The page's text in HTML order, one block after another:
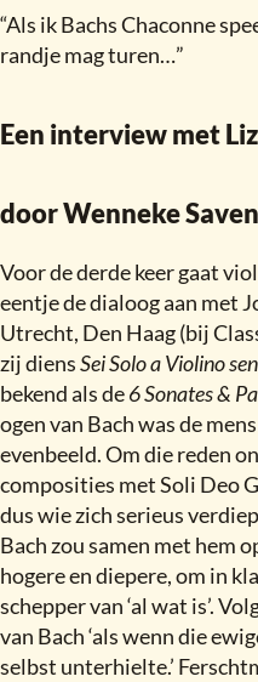
“Als ik Bachs Chaconne
randje mag turen…”
Een interview met
door Wenneke
Voor de derde keer gaat
eentje de dialoog aan met
Utrecht, Den Haag (bij
zij diensSei Solo a Violino
bekend als de6 Sonates &
ogen van Bach was de
evenbeeld. Om die reden
composities met Soli Deo
dus wie zich serieus
Bach zou samen met hem
hogere en diepere, om in
schepper van ‘al wat is’.
van Bach ‘als wenn die
selbst unterhielte.’